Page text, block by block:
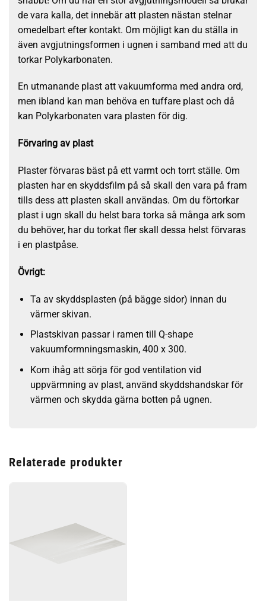
de vara kalla, det innebär att plasten nästan stelnar
omedelbart efter kontakt. Om möjligt kan du ställa in
även avgjutningsformen i ugnen i samband med att du
torkar Polykarbonaten.
En utmanande plast att vakuumforma med andra ord,
men ibland kan man behöva en tuffare plast och då
kan Polykarbonaten vara plasten för dig.
Förvaring av plast
Plaster förvaras bäst på ett varmt och torrt ställe. Om
plasten har en skyddsfilm på så skall den vara på fram
tills dess att plasten skall användas. Om du förtorkar
plast i ugn skall du helst bara torka så många ark som
du behöver, har du torkat fler skall dessa helst förvaras
i en plastpåse.
Övrigt:
Ta av skyddsplasten (på bägge sidor) innan du
värmer skivan.
Plastskivan passar i ramen till Q-shape
vakuumformningsmaskin, 400 x 300.
Kom ihåg att sörja för god ventilation vid
uppvärmning av plast, använd skyddshandskar för
värmen och skydda gärna botten på ugnen.
Relaterade produkter